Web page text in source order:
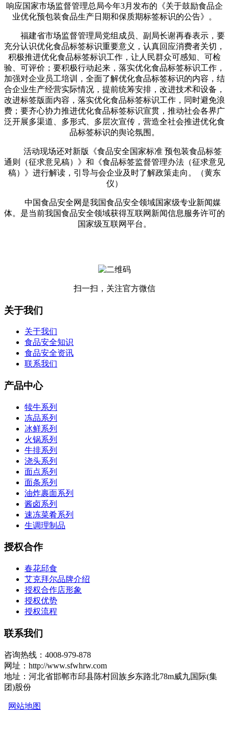
响应国家市场监督管理总局今年3月发布的《关于鼓励食品企
业优化预包装食品生产日期和保质期标签标识的公告》。
福建省市场监督管理局党组成员、副局长谢再春表示，要
充分认识优化食品标签标识重要意义，认真回应消费者关切，
积极推进优化食品标签标识工作，让人民群众可感知、可检
验、可评价；要积极行动起来，落实优化食品标签标识工作，
加强对企业员工培训，全面了解优化食品标签标识的内容，结
合企业生产经营实际情况，提前统筹安排，改进技术和设备，
改进标签版面内容，落实优化食品标签标识工作，同时避免浪
费；要齐心协力推进优化食品标签标识宣贯，推动社会各界广
泛开展多渠道、多形式、多层次宣传，营造全社会推进优化食
品标签标识的舆论氛围。
活动现场还对新版《食品安全国家标准 预包装食品标签
通则（征求意见稿）》和《食品标签监督管理办法（征求意见
稿）》进行解读，引导与会企业及时了解政策走向。（黄东
仪）
中国食品安全网是我国食品安全领域国家级专业新闻媒
体。是当前我国食品安全领域获得互联网新闻信息服务许可的
国家级互联网平台。
扫一扫，关注官方微信
关于我们
关于我们
食品安全知识
食品安全资讯
联系我们
产品中心
犊牛系列
冻品系列
冰鲜系列
火锅系列
牛排系列
浇头系列
面点系列
面条系列
油炸裹面系列
酱卤系列
速冻菜肴系列
生调理制品
授权合作
春花邱食
艾克拜尔品牌介绍
授权合作店形象
授权优势
授权流程
联系我们
咨询热线：4008-979-878
网址：http://www.sfwhrw.com
地址：河北省邯郸市邱县陈村回族乡东路北78m威九国际(集
团)股份
网站地图